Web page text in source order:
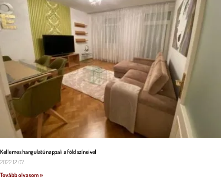
Kellemes hangulatú nappali a föld színeivel
2022.12.07.
Tovább olvasom »